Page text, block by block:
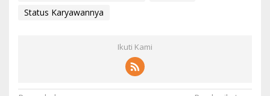
Status Karyawannya
Ikuti Kami